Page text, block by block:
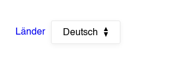
Länder Deutsch